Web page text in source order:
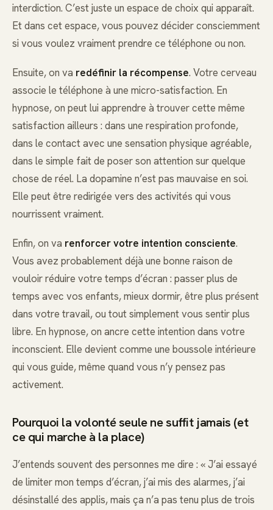
interdiction. C’est juste un espace de choix qui apparaît.
Et dans cet espace, vous pouvez décider consciemment
si vous voulez vraiment prendre ce téléphone ou non.
Ensuite, on va redéfinir la récompense. Votre cerveau
associe le téléphone à une micro-satisfaction. En
hypnose, on peut lui apprendre à trouver cette même
satisfaction ailleurs : dans une respiration profonde,
dans le contact avec une sensation physique agréable,
dans le simple fait de poser son attention sur quelque
chose de réel. La dopamine n’est pas mauvaise en soi.
Elle peut être redirigée vers des activités qui vous
nourrissent vraiment.
Enfin, on va renforcer votre intention consciente.
Vous avez probablement déjà une bonne raison de
vouloir réduire votre temps d’écran : passer plus de
temps avec vos enfants, mieux dormir, être plus présent
dans votre travail, ou tout simplement vous sentir plus
libre. En hypnose, on ancre cette intention dans votre
inconscient. Elle devient comme une boussole intérieure
qui vous guide, même quand vous n’y pensez pas
activement.
Pourquoi la volonté seule ne suffit jamais (et
ce qui marche à la place)
J’entends souvent des personnes me dire : « J’ai essayé
de limiter mon temps d’écran, j’ai mis des alarmes, j’ai
désinstallé des applis, mais ça n’a pas tenu plus de trois